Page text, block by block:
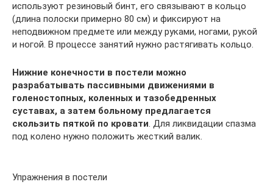
используют резиновый бинт, его связывают в кольцо
(длина полоски примерно 80 см) и фиксируют на
неподвижном предмете или между руками, ногами, рукой
и ногой. В процессе занятий нужно растягивать кольцо.
Нижние конечности в постели можно
разрабатывать пассивными движениями в
голеностопных, коленных и тазобедренных
суставах, а затем больному предлагается
скользить пяткой по кровати. Для ликвидации спазма
под колено нужно положить жесткий валик.
Упражнения в постели